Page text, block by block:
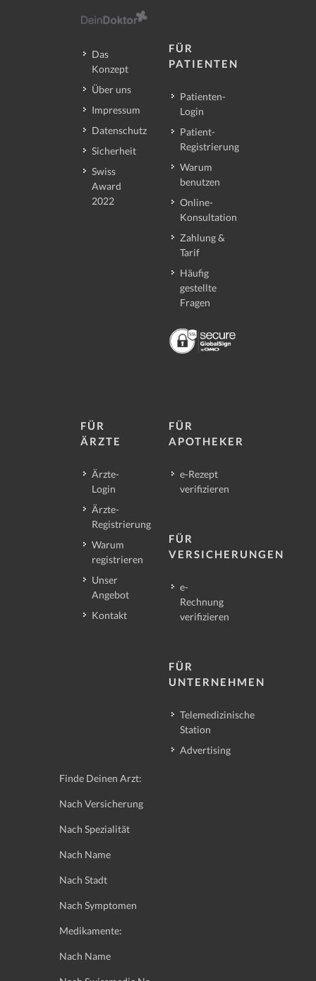
Das
Konzept
Über uns
Impressum
Datenschutz
Sicherheit
Swiss
Award
2022
FÜR
PATIENTEN
Patienten-
Login
Patient-
Registrierung
Warum
benutzen
Online-
Konsultation
Zahlung &
Tarif
Häufig
gestellte
Fragen
FÜR
ÄRZTE
Ärzte-
Login
Ärzte-
Registrierung
Warum
registrieren
Unser
Angebot
Kontakt
FÜR
APOTHEKER
e-Rezept
verifizieren
FÜR
VERSICHERUNGEN
e-
Rechnung
verifizieren
FÜR
UNTERNEHMEN
Telemedizinische
Station
Advertising
Finde Deinen Arzt:
Nach Versicherung
Nach Spezialität
Nach Name
Nach Stadt
Nach Symptomen
Medikamente:
Nach Name